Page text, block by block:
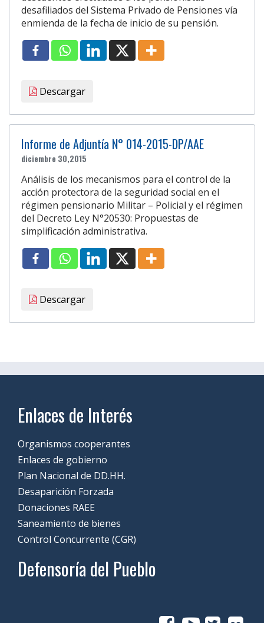
desafiliados del Sistema Privado de Pensiones vía
enmienda de la fecha de inicio de su pensión.
Descargar
Informe de Adjuntía N° 014-2015-DP/AAE
diciembre 30,2015
Análisis de los mecanismos para el control de la
acción protectora de la seguridad social en el
régimen pensionario Militar – Policial y el régimen
del Decreto Ley N°20530: Propuestas de
simplificación administrativa.
Descargar
Enlaces de Interés
Organismos cooperantes
Enlaces de gobierno
Plan Nacional de DD.HH.
Desaparición Forzada
Donaciones RAEE
Saneamiento de bienes
Control Concurrente (CGR)
Defensoría del Pueblo